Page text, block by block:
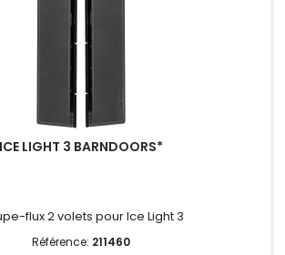
ICE LIGHT 3 BARNDOORS*
flux 2 volets pour Ice Light 3
Référence: 211460